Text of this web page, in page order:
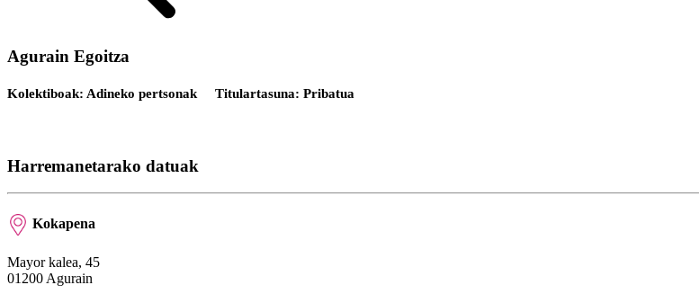
Agurain Egoitza
Kolektiboak: Adineko pertsonak Titulartasuna: Pribatua
Harremanetarako datuak
Kokapena
Mayor kalea, 45
01200 Agurain